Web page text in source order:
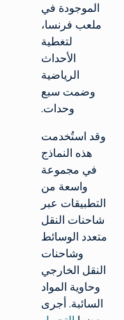
الموجودة في
ملعب فرنسا،
لتغطية
الأحداث
الرياضية
وضمت سبع
وحدات.
وقد استُخدمت
هذه النماذج
في مجموعة
واسعة من
التطبيقات عبر
شاحنات النقل
متعدد الوسائط
وشاحنات
النقل الخارجي
وحاوية المواد
السائبة. أجرى